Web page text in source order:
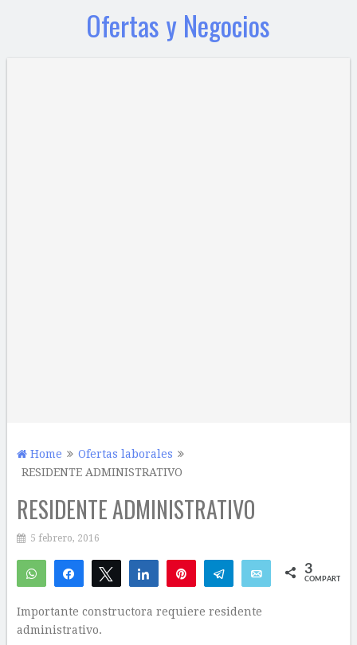
Ofertas y Negocios
Home
Ofertas laborales
RESIDENTE ADMINISTRATIVO
RESIDENTE ADMINISTRATIVO
5 febrero, 2016
WhatsAppCompartirTwittear Compartir Telegram Email 3
COMPARTIR
Importante constructora requiere residente
administrativo.